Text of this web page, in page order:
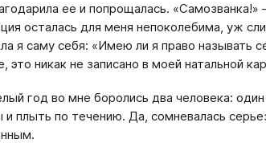
ее и попрощалась.
осталась для меня непоколебима, уж
я саму себя: «Имею ли я право называть
это никак не записано в моей натальной
год во мне боролись два человека:
и плыть по течению. Да, сомневалась